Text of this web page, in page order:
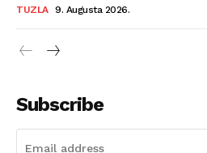
TUZLA 9. Augusta 2026.
Subscribe